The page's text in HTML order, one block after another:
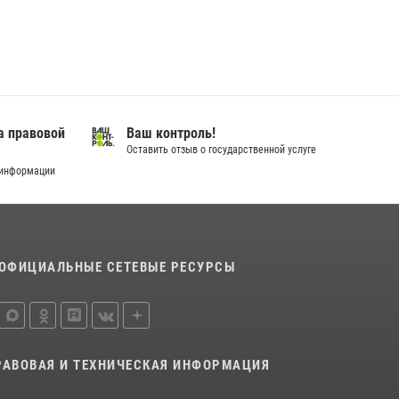
В Югре Росгвардия обеспечила безопасность
Всероссийского форума развития
правовой
Ваш контроль!
Оставить отзыв о государственной услуге
СЕТЕВЫЕ РЕСУРСЫ
И ТЕХНИЧЕСКАЯ ИНФОРМАЦИЯ